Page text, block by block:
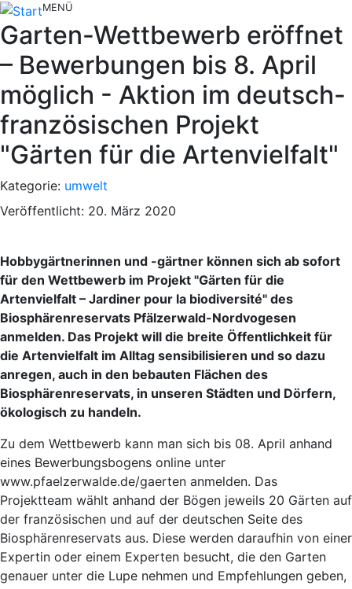
MENÜ
Garten-Wettbewerb eröffnet
– Bewerbungen bis 8. April
möglich - Aktion im deutsch-
französischen Projekt
"Gärten für die Artenvielfalt"
Kategorie: umwelt
Veröffentlicht: 20. März 2020
Hobbygärtnerinnen und -gärtner können sich ab sofort
für den Wettbewerb im Projekt "Gärten für die
Artenvielfalt – Jardiner pour la biodiversité" des
Biosphärenreservats Pfälzerwald-Nordvogesen
anmelden. Das Projekt will die breite Öffentlichkeit für
die Artenvielfalt im Alltag sensibilisieren und so dazu
anregen, auch in den bebauten Flächen des
Biosphärenreservats, in unseren Städten und Dörfern,
ökologisch zu handeln.
Zu dem Wettbewerb kann man sich bis 08. April anhand
eines Bewerbungsbogens online unter
www.pfaelzerwalde.de/gaerten anmelden. Das
Projektteam wählt anhand der Bögen jeweils 20 Gärten auf
der französischen und auf der deutschen Seite des
Biosphärenreservats aus. Diese werden daraufhin von einer
Expertin oder einem Experten besucht, die den Garten
genauer unter die Lupe nehmen und Empfehlungen geben,